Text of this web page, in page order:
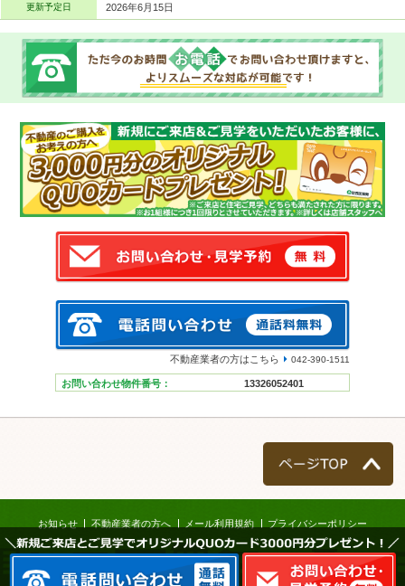
更新予定日 2026年6月15日
不動産業者の方はこちら 042-390-1511
お問い合わせ物件番号： 13326052401
＼新規ご来店とご見学でオリジナルQUOカード3000円分プレゼント！／
お知らせ 不動産業者の方へ メール利用規約 プライバシーポリシー